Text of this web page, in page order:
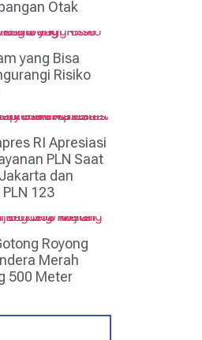
Otak
yang Bisa
Risiko
RI Apresiasi
PLN Saat
dan
123
Royong
Merah
500 Meter